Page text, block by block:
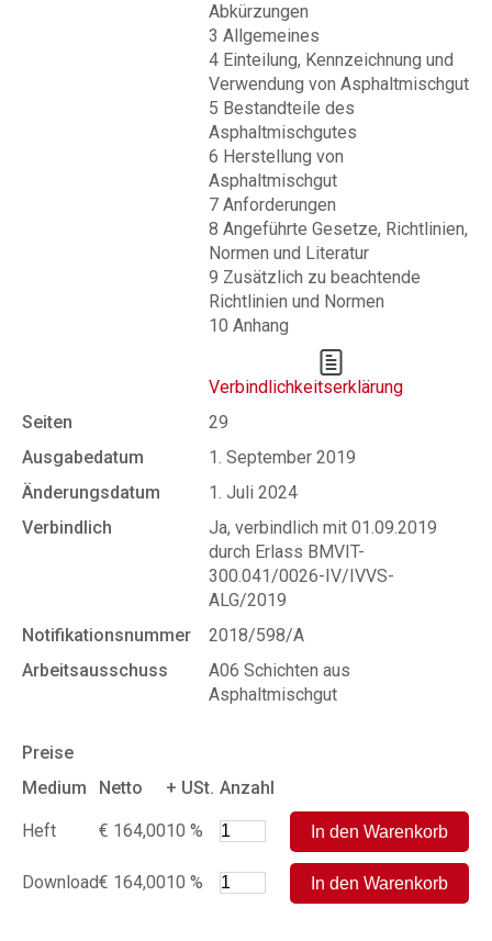
Abkürzungen
3 Allgemeines
4 Einteilung, Kennzeichnung und
Verwendung von Asphaltmischgut
5 Bestandteile des
Asphaltmischgutes
6 Herstellung von
Asphaltmischgut
7 Anforderungen
8 Angeführte Gesetze, Richtlinien,
Normen und Literatur
9 Zusätzlich zu beachtende
Richtlinien und Normen
10 Anhang
Verbindlichkeitserklärung
Seiten
29
Ausgabedatum
1. September 2019
Änderungsdatum
1. Juli 2024
Verbindlich
Ja, verbindlich mit 01.09.2019
durch Erlass BMVIT-
300.041/0026-IV/IVVS-
ALG/2019
Notifikationsnummer
2018/598/A
Arbeitsausschuss
A06 Schichten aus
Asphaltmischgut
Preise
Medium
Netto + USt. Anzahl
Heft € 164,0010 %
Download€ 164,0010 %